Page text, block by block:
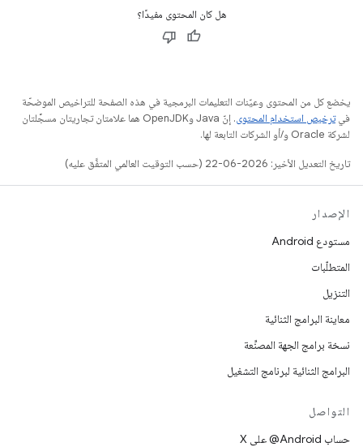
هل كان المحتوى مفيدًا؟
يخضع كل من المحتوى وعيّنات التعليمات البرمجية في هذه الصفحة للتراخيص الموضحّة
فيترخيص استخدام المحتوى
. إنّ Java وOpenJDK هما علامتان تجاريتان مسجَّلتان
لشركة Oracle و/أو الشركات التابعة لها.
تاريخ التعديل الأخير: 2026-06-22 (حسب التوقيت العالمي المتفَّق عليه)
الإصدار
مستودع Android
المتطلّبات
التنزيل
معاينة البرامج الثنائية
نسخة برامج الجهة المصنِّعة
البرامج الثنائية لبرنامج التشغيل
التواصل
حساب ‎@Android على X